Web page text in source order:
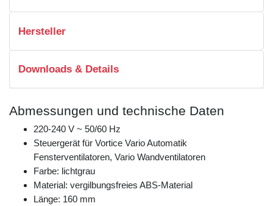
Hersteller
Downloads & Details
Abmessungen und technische Daten
220-240 V ~ 50/60 Hz
Steuergerät für Vortice Vario Automatik
Fensterventilatoren, Vario Wandventilatoren
Farbe: lichtgrau
Material: vergilbungsfreies ABS-Material
Länge: 160 mm